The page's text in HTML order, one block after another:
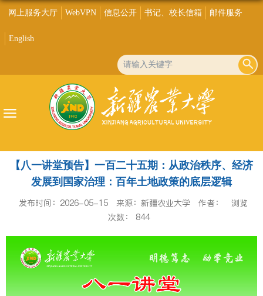
网上服务大厅 WebVPN 信息公开 书记、校长信箱 邮件服务
English
【八一讲堂预告】一百二十五期：从政治秩序、经济
发展到国家治理：百年土地政策的底层逻辑
发布时间：2026-05-15
来源：新疆农业大学 作者：
浏览
次数：
844